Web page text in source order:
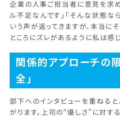
企業の人事ご担当者に意見を求
ル不足なんです」「そんな状態な
いう声が返ってきますが、本当に
ところにズレがあるように私は感
関係的アプローチの
全」
部下へのインタビューを重ねる
がります。上司の“優しさ”に対す